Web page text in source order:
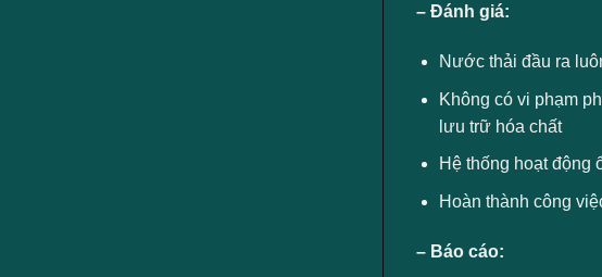
– Đánh giá:
Nước thải đầu ra
Không có vi phạm
lưu trữ hóa chất
Hệ thống hoạt động
Hoàn thành công
– Báo cáo: